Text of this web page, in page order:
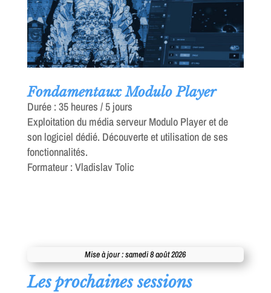
Fondamentaux Modulo Player
Durée : 35 heures / 5 jours
Exploitation du média serveur Modulo Player et de
son logiciel dédié. Découverte et utilisation de ses
fonctionnalités.
Formateur : Vladislav Tolic
Mise à jour : samedi 8 août 2026
Les prochaines sessions